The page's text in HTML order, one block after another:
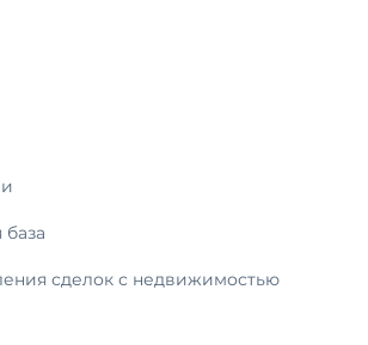
база
сделок с недвижимостью